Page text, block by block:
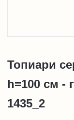
Топиари
h=100 см -
1435_2